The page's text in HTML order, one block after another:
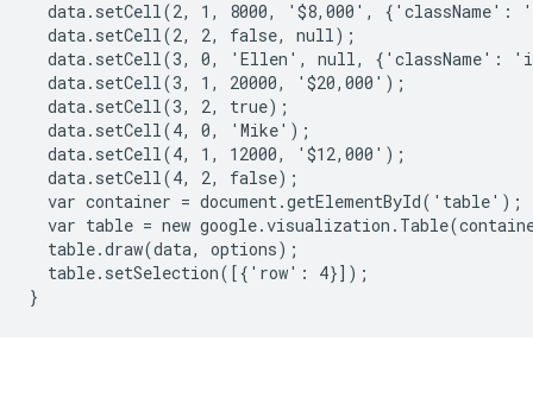
data.setCell(2, 1, 8000, '$8,000', {'className':
data.setCell(2, 2, false, null);
data.setCell(3, 0, 'Ellen', null, {'className':
data.setCell(3, 1, 20000, '$20,000');
data.setCell(3, 2, true);
data.setCell(4, 0, 'Mike');
data.setCell(4, 1, 12000, '$12,000');
data.setCell(4, 2, false);
var container = document.getElementById('table');
var table = new
table.draw(data, options);
table.setSelection([{'row': 4}]);
}